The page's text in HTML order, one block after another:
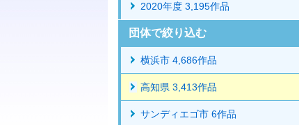
2020年度 3,195作品
団体で絞り込む
横浜市 4,686作品
高知県 3,413作品
サンディエゴ市 6作品